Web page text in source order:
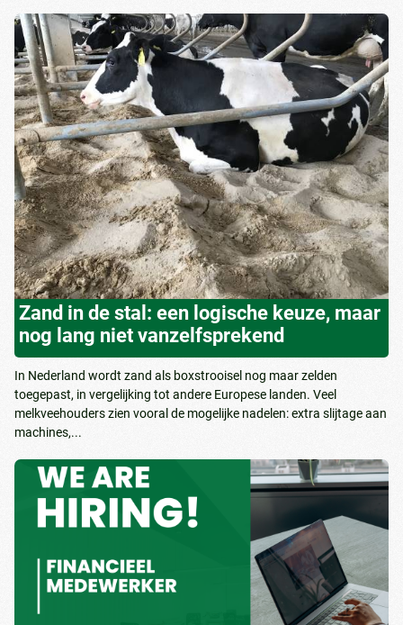
Zand in de stal: een logische keuze, maar
nog lang niet vanzelfsprekend
In Nederland wordt zand als boxstrooisel nog maar zelden
toegepast, in vergelijking tot andere Europese landen. Veel
melkveehouders zien vooral de mogelijke nadelen: extra slijtage aan
machines,...